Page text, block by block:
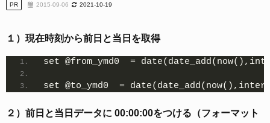
PR 2015-09-06 2021-10-19
１）現在時刻から前日と当日を取得
set @from_ymd0  =
set @to_ymd0  =
２）前日と当日データに 00:00:00をつける（フォーマット